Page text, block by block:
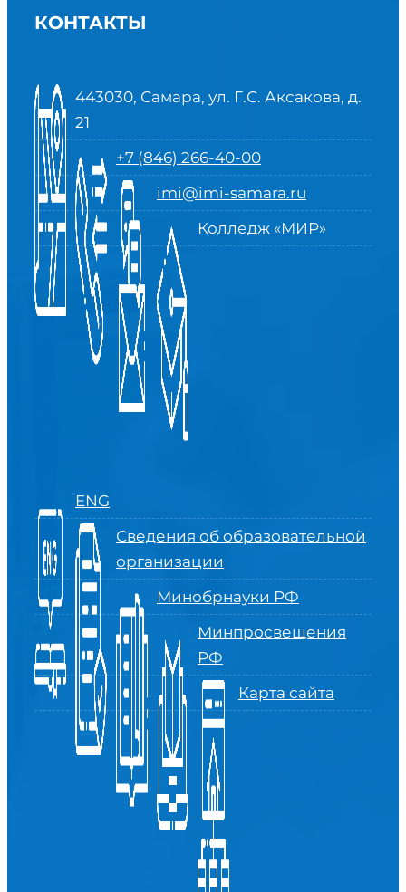
КОНТАКТЫ
443030, Самара, ул. Г.С. Аксакова, д.
21
+7 (846) 266-40-00
imi@imi-samara.ru
Колледж «МИР»
ENG
Сведения об образовательной
организации
Минобрнауки РФ
Минпросвещения
РФ
Карта сайта